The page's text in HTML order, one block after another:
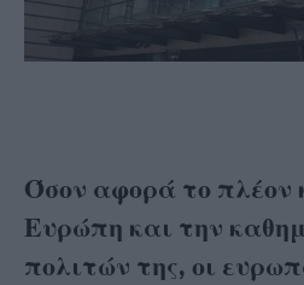
Όσον αφορά το πλέον
Ευρώπη και την
πολιτών της, οι